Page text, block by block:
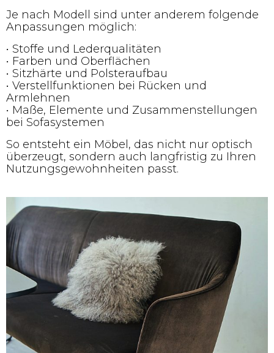
Je nach Modell sind unter anderem folgende
Anpassungen möglich:
• Stoffe und Lederqualitäten
• Farben und Oberflächen
• Sitzhärte und Polsteraufbau
• Verstellfunktionen bei Rücken und
Armlehnen
• Maße, Elemente und Zusammenstellungen
bei Sofasystemen
So entsteht ein Möbel, das nicht nur optisch
überzeugt, sondern auch langfristig zu Ihren
Nutzungsgewohnheiten passt.